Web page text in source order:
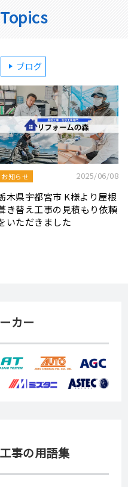
ブログ
和7年度 結婚新生活支援補
金が実施されます！
カー
事の用語集